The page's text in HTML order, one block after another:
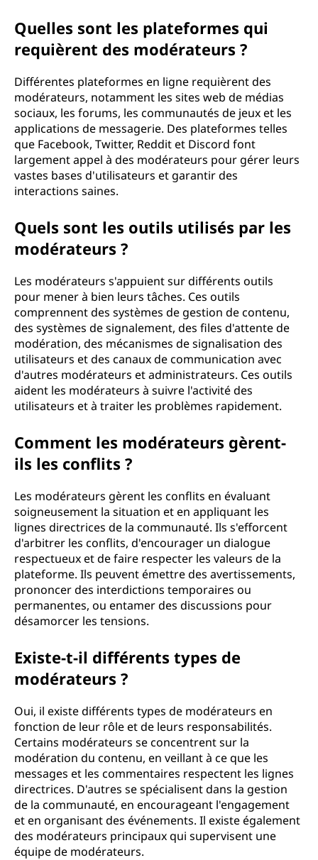
Quelles sont les plateformes qui
requièrent des modérateurs ?
Différentes plateformes en ligne requièrent des
modérateurs, notamment les sites web de médias
sociaux, les forums, les communautés de jeux et les
applications de messagerie. Des plateformes telles
que Facebook, Twitter, Reddit et Discord font
largement appel à des modérateurs pour gérer leurs
vastes bases d'utilisateurs et garantir des
interactions saines.
Quels sont les outils utilisés par les
modérateurs ?
Les modérateurs s'appuient sur différents outils
pour mener à bien leurs tâches. Ces outils
comprennent des systèmes de gestion de contenu,
des systèmes de signalement, des files d'attente de
modération, des mécanismes de signalisation des
utilisateurs et des canaux de communication avec
d'autres modérateurs et administrateurs. Ces outils
aident les modérateurs à suivre l'activité des
utilisateurs et à traiter les problèmes rapidement.
Comment les modérateurs gèrent-
ils les conflits ?
Les modérateurs gèrent les conflits en évaluant
soigneusement la situation et en appliquant les
lignes directrices de la communauté. Ils s'efforcent
d'arbitrer les conflits, d'encourager un dialogue
respectueux et de faire respecter les valeurs de la
plateforme. Ils peuvent émettre des avertissements,
prononcer des interdictions temporaires ou
permanentes, ou entamer des discussions pour
désamorcer les tensions.
Existe-t-il différents types de
modérateurs ?
Oui, il existe différents types de modérateurs en
fonction de leur rôle et de leurs responsabilités.
Certains modérateurs se concentrent sur la
modération du contenu, en veillant à ce que les
messages et les commentaires respectent les lignes
directrices. D'autres se spécialisent dans la gestion
de la communauté, en encourageant l'engagement
et en organisant des événements. Il existe également
des modérateurs principaux qui supervisent une
équipe de modérateurs.